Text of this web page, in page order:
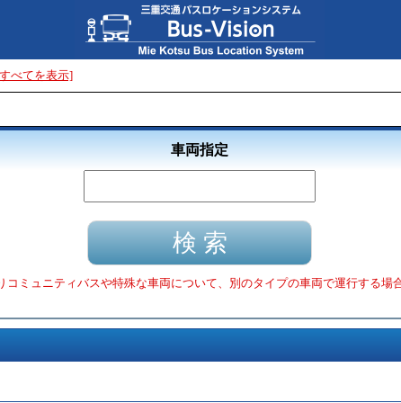
べてを表示]
車両指定
コミュニティバスや特殊な車両について、別のタイプの車両で運行する場